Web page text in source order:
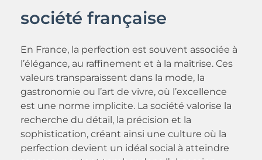
société française
En France, la perfection est souvent associée à
l’élégance, au raffinement et à la maîtrise. Ces
valeurs transparaissent dans la mode, la
gastronomie ou l’art de vivre, où l’excellence
est une norme implicite. La société valorise la
recherche du détail, la précision et la
sophistication, créant ainsi une culture où la
perfection devient un idéal social à atteindre